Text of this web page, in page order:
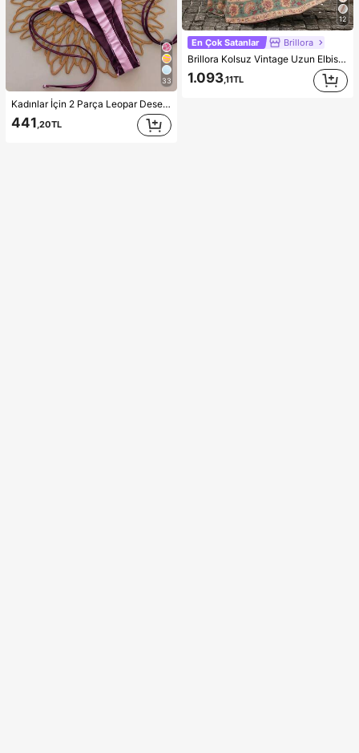
33
Kadınlar İçin 2 Parça Leopar Desenli Boyundan Bağlamalı Seksi Bikini Mayo, Bahar ve Yaz Tatili Plajı İçin Uygun, Tatil Stili, Resort Giyim
441,20TL
12
En Çok Satanlar Brillora
Brillora Kolsuz Vintage Uzun Elbise, Yaz Modası
1.093,11TL